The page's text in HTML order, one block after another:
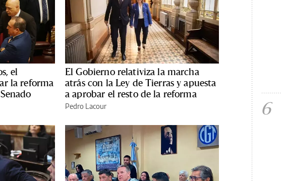
el
la reforma
El Gobierno relativiza la marcha
atrás con la Ley de Tierras y apuesta
a aprobar el resto de la reforma
Pedro Lacour 6